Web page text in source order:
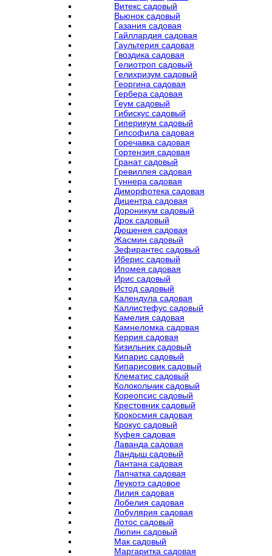
Витекс садовый
Вьюнок садовый
Газания садовая
Гайллардия садовая
Гаультерия садовая
Гвоздика садовая
Гелиотроп садовый
Гелихризум садовый
Георгина садовая
Гербера садовая
Геум садовый
Гибискус садовый
Гиперикум садовый
Гипсофила садовая
Горечавка садовая
Гортензия садовая
Гранат садовый
Гревиллея садовая
Гуннера садовая
Диморфотека садовая
Дицентра садовая
Дороникум садовый
Дрок садовый
Дюшенея садовая
Жасмин садовый
Зефирантес садовый
Иберис садовый
Ипомея садовая
Ирис садовый
Истод садовый
Календула садовая
Каллистефус садовый
Камелия садовая
Камнеломка садовая
Керрия садовая
Кизильник садовый
Кипарис садовый
Кипарисовик садовый
Клематис садовый
Колокольчик садовый
Кореопсис садовый
Крестовник садовый
Крокосмия садовая
Крокус садовый
Куфея садовая
Лаванда садовая
Ландыш садовый
Лантана садовая
Лапчатка садовая
Леукотэ садовое
Лилия садовая
Лобелия садовая
Лобулярия садовая
Лотос садовый
Люпин садовый
Мак садовый
Маргаритка садовая